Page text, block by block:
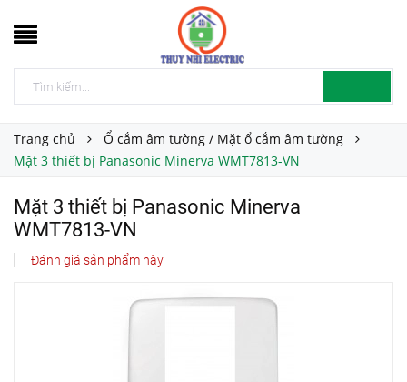
Trang chủ
Ổ cắm âm tường / Mặt ổ cắm âm tường
Mặt 3 thiết bị Panasonic Minerva WMT7813-VN
Mặt 3 thiết bị Panasonic Minerva
WMT7813-VN
Đánh giá sản phẩm này